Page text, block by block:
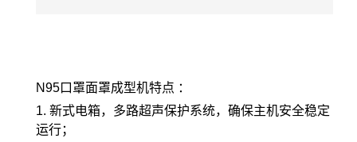
N95口罩面罩成型机特点 ：
1. 新式电箱，多路超声保护系统，确保主机安全稳定
运行；